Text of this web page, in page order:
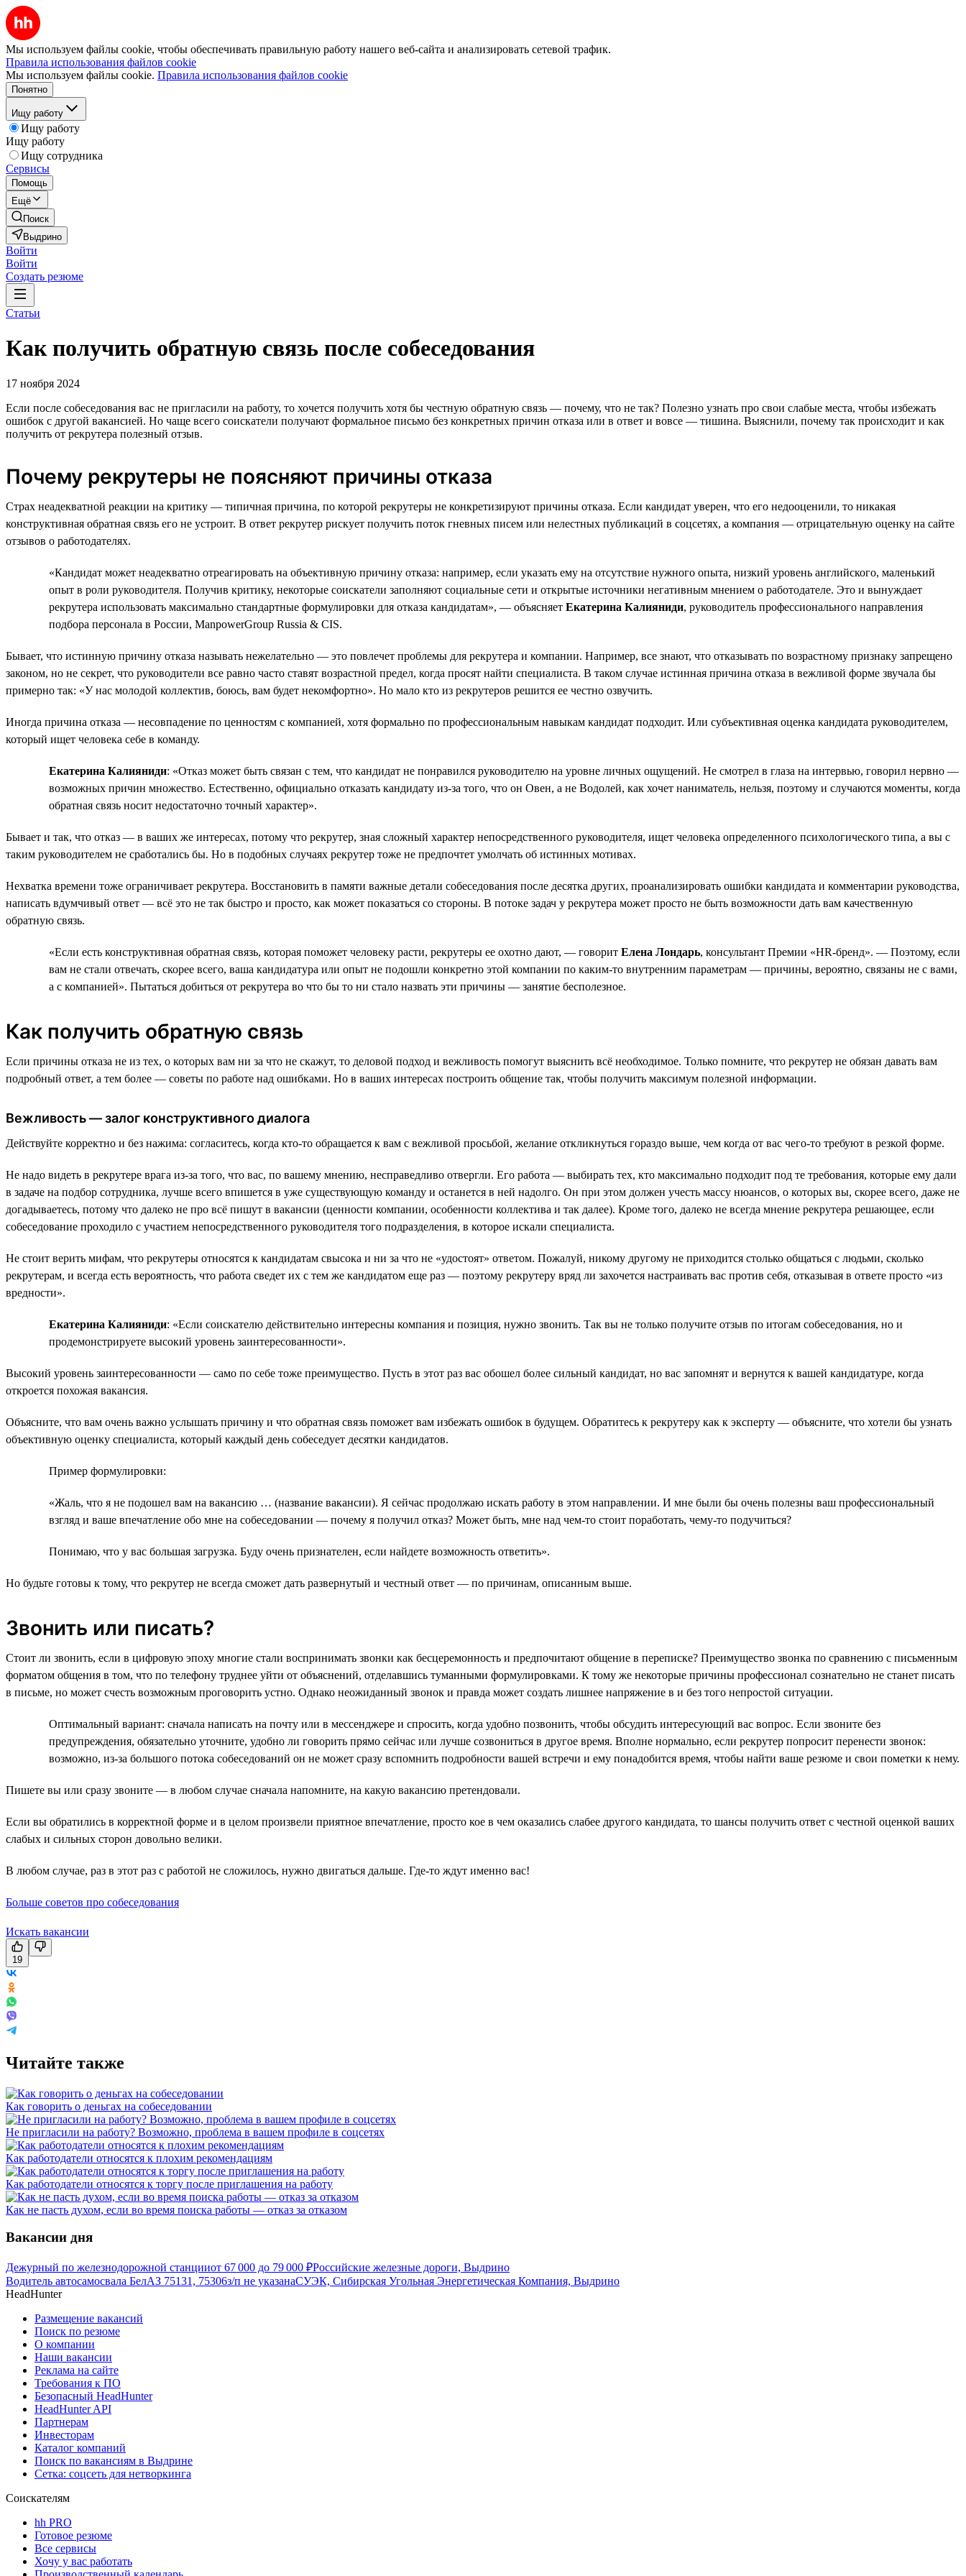
Мы используем файлы cookie, чтобы обеспечивать правильную работу нашего веб-сайта и анализировать сетевой трафик.
Правила использования файлов cookie
Мы используем файлы cookie. Правила использования файлов cookie
Понятно
Ищу работу
Ищу работу
Ищу работу
Ищу сотрудника
Сервисы
Помощь
Ещё
Поиск
Выдрино
Войти
Войти
Создать резюме
Статьи
Как получить обратную связь после собеседования
17 ноября 2024
Если после собеседования вас не пригласили на работу, то хочется получить хотя бы честную обратную связь — почему, что не так? Полезно узнать про свои слабые места, чтобы избежать
ошибок с другой вакансией. Но чаще всего соискатели получают формальное письмо без конкретных причин отказа или в ответ и вовсе — тишина. Выяснили, почему так происходит и как
получить от рекрутера полезный отзыв.
Почему рекрутеры не поясняют причины отказа
Страх неадекватной реакции на критику — типичная причина, по которой рекрутеры не конкретизируют причины отказа. Если кандидат уверен, что его недооценили, то никакая
конструктивная обратная связь его не устроит. В ответ рекрутер рискует получить поток гневных писем или нелестных публикаций в соцсетях, а компания — отрицательную оценку на сайте
отзывов о работодателях.
«Кандидат может неадекватно отреагировать на объективную причину отказа: например, если указать ему на отсутствие нужного опыта, низкий уровень английского, маленький
опыт в роли руководителя. Получив критику, некоторые соискатели заполняют социальные сети и открытые источники негативным мнением о работодателе. Это и вынуждает
рекрутера использовать максимально стандартные формулировки для отказа кандидатам», — объясняет Екатерина Калияниди, руководитель профессионального направления
подбора персонала в России, ManpowerGroup Russia & CIS.
Бывает, что истинную причину отказа называть нежелательно — это повлечет проблемы для рекрутера и компании. Например, все знают, что отказывать по возрастному признаку запрещено
законом, но не секрет, что руководители все равно часто ставят возрастной предел, когда просят найти специалиста. В таком случае истинная причина отказа в вежливой форме звучала бы
примерно так: «У нас молодой коллектив, боюсь, вам будет некомфортно». Но мало кто из рекрутеров решится ее честно озвучить.
Иногда причина отказа — несовпадение по ценностям с компанией, хотя формально по профессиональным навыкам кандидат подходит. Или субъективная оценка кандидата руководителем,
который ищет человека себе в команду.
Екатерина Калияниди: «Отказ может быть связан с тем, что кандидат не понравился руководителю на уровне личных ощущений. Не смотрел в глаза на интервью, говорил нервно —
возможных причин множество. Естественно, официально отказать кандидату из-за того, что он Овен, а не Водолей, как хочет наниматель, нельзя, поэтому и случаются моменты, когда
обратная связь носит недостаточно точный характер».
Бывает и так, что отказ — в ваших же интересах, потому что рекрутер, зная сложный характер непосредственного руководителя, ищет человека определенного психологического типа, а вы с
таким руководителем не сработались бы. Но в подобных случаях рекрутер тоже не предпочтет умолчать об истинных мотивах.
Нехватка времени тоже ограничивает рекрутера. Восстановить в памяти важные детали собеседования после десятка других, проанализировать ошибки кандидата и комментарии руководства,
написать вдумчивый ответ — всё это не так быстро и просто, как может показаться со стороны. В потоке задач у рекрутера может просто не быть возможности дать вам качественную
обратную связь.
«Если есть конструктивная обратная связь, которая поможет человеку расти, рекрутеры ее охотно дают, — говорит Елена Лондарь, консультант Премии «HR-бренд». — Поэтому, если
вам не стали отвечать, скорее всего, ваша кандидатура или опыт не подошли конкретно этой компании по каким-то внутренним параметрам — причины, вероятно, связаны не с вами,
а с компанией». Пытаться добиться от рекрутера во что бы то ни стало назвать эти причины — занятие бесполезное.
Как получить обратную связь
Если причины отказа не из тех, о которых вам ни за что не скажут, то деловой подход и вежливость помогут выяснить всё необходимое. Только помните, что рекрутер не обязан давать вам
подробный ответ, а тем более — советы по работе над ошибками. Но в ваших интересах построить общение так, чтобы получить максимум полезной информации.
Вежливость — залог конструктивного диалога
Действуйте корректно и без нажима: согласитесь, когда кто-то обращается к вам с вежливой просьбой, желание откликнуться гораздо выше, чем когда от вас чего-то требуют в резкой форме.
Не надо видеть в рекрутере врага из-за того, что вас, по вашему мнению, несправедливо отвергли. Его работа — выбирать тех, кто максимально подходит под те требования, которые ему дали
в задаче на подбор сотрудника, лучше всего впишется в уже существующую команду и останется в ней надолго. Он при этом должен учесть массу нюансов, о которых вы, скорее всего, даже не
догадываетесь, потому что далеко не про всё пишут в вакансии (ценности компании, особенности коллектива и так далее). Кроме того, далеко не всегда мнение рекрутера решающее, если
собеседование проходило с участием непосредственного руководителя того подразделения, в которое искали специалиста.
Не стоит верить мифам, что рекрутеры относятся к кандидатам свысока и ни за что не «удостоят» ответом. Пожалуй, никому другому не приходится столько общаться с людьми, сколько
рекрутерам, и всегда есть вероятность, что работа сведет их с тем же кандидатом еще раз — поэтому рекрутеру вряд ли захочется настраивать вас против себя, отказывая в ответе просто «из
вредности».
Екатерина Калияниди: «Если соискателю действительно интересны компания и позиция, нужно звонить. Так вы не только получите отзыв по итогам собеседования, но и
продемонстрируете высокий уровень заинтересованности».
Высокий уровень заинтересованности — само по себе тоже преимущество. Пусть в этот раз вас обошел более сильный кандидат, но вас запомнят и вернутся к вашей кандидатуре, когда
откроется похожая вакансия.
Объясните, что вам очень важно услышать причину и что обратная связь поможет вам избежать ошибок в будущем. Обратитесь к рекрутеру как к эксперту — объясните, что хотели бы узнать
объективную оценку специалиста, который каждый день собеседует десятки кандидатов.
Пример формулировки:
«Жаль, что я не подошел вам на вакансию … (название вакансии). Я сейчас продолжаю искать работу в этом направлении. И мне были бы очень полезны ваш профессиональный
взгляд и ваше впечатление обо мне на собеседовании — почему я получил отказ? Может быть, мне над чем-то стоит поработать, чему-то подучиться?
Понимаю, что у вас большая загрузка. Буду очень признателен, если найдете возможность ответить».
Но будьте готовы к тому, что рекрутер не всегда сможет дать развернутый и честный ответ — по причинам, описанным выше.
Звонить или писать?
Стоит ли звонить, если в цифровую эпоху многие стали воспринимать звонки как бесцеремонность и предпочитают общение в переписке? Преимущество звонка по сравнению с письменным
форматом общения в том, что по телефону труднее уйти от объяснений, отделавшись туманными формулировками. К тому же некоторые причины профессионал сознательно не станет писать
в письме, но может счесть возможным проговорить устно. Однако неожиданный звонок и правда может создать лишнее напряжение в и без того непростой ситуации.
Оптимальный вариант: сначала написать на почту или в мессенджере и спросить, когда удобно позвонить, чтобы обсудить интересующий вас вопрос. Если звоните без
предупреждения, обязательно уточните, удобно ли говорить прямо сейчас или лучше созвониться в другое время. Вполне нормально, если рекрутер попросит перенести звонок:
возможно, из-за большого потока собеседований он не может сразу вспомнить подробности вашей встречи и ему понадобится время, чтобы найти ваше резюме и свои пометки к нему.
Пишете вы или сразу звоните — в любом случае сначала напомните, на какую вакансию претендовали.
Если вы обратились в корректной форме и в целом произвели приятное впечатление, просто кое в чем оказались слабее другого кандидата, то шансы получить ответ с честной оценкой ваших
слабых и сильных сторон довольно велики.
В любом случае, раз в этот раз с работой не сложилось, нужно двигаться дальше. Где-то ждут именно вас!
Больше советов про собеседования
Искать вакансии
19
Читайте также
Как говорить о деньгах на собеседовании
Не пригласили на работу? Возможно, проблема в вашем профиле в соцсетях
Как работодатели относятся к плохим рекомендациям
Как работодатели относятся к торгу после приглашения на работу
Как не пасть духом, если во время поиска работы — отказ за отказом
Вакансии дня
Дежурный по железнодорожной станцииот 67 000 до 79 000 ₽Российские железные дороги, Выдрино
Водитель автосамосвала БелАЗ 75131, 75306з/п не указанаСУЭК, Сибирская Угольная Энергетическая Компания, Выдрино
HeadHunter
Размещение вакансий
Поиск по резюме
О компании
Наши вакансии
Реклама на сайте
Требования к ПО
Безопасный HeadHunter
HeadHunter API
Партнерам
Инвесторам
Каталог компаний
Поиск по вакансиям в Выдрине
Сетка: соцсеть для нетворкинга
Соискателям
hh PRO
Готовое резюме
Все сервисы
Хочу у вас работать